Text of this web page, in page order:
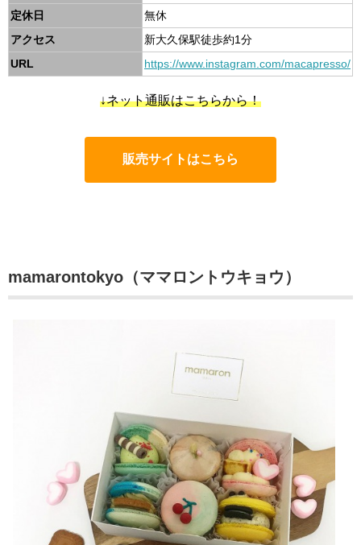
定休日
無休
アクセス
新大久保駅徒歩約1分
URL
https://www.instagram.com/macapresso/
↓ネット通販はこちらから！
販売サイトはこちら
mamarontokyo（ママロントウキョウ）